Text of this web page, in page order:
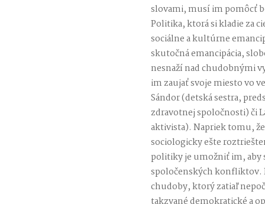
slovami, musí im pomôcť
Politika, ktorá si kladie za
sociálne a kultúrne
skutočná emancipácia,
nesnaží nad chudobnými
im zaujať svoje miesto vo
Sándor (detská sestra,
zdravotnej spoločnosti) či
aktivista). Napriek tomu,
sociologicky ešte
politiky je umožniť im, aby
spoločenských konfliktov.
chudoby, ktorý zatiaľ